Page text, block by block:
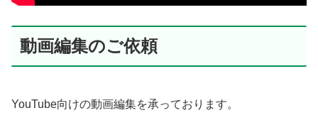
動画編集のご依頼
YouTube向けの動画編集を承っております。